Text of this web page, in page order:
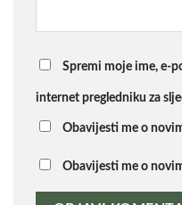
Spremi moje ime, e-
internet pregledniku za
Obavijesti me o
Obavijesti me o